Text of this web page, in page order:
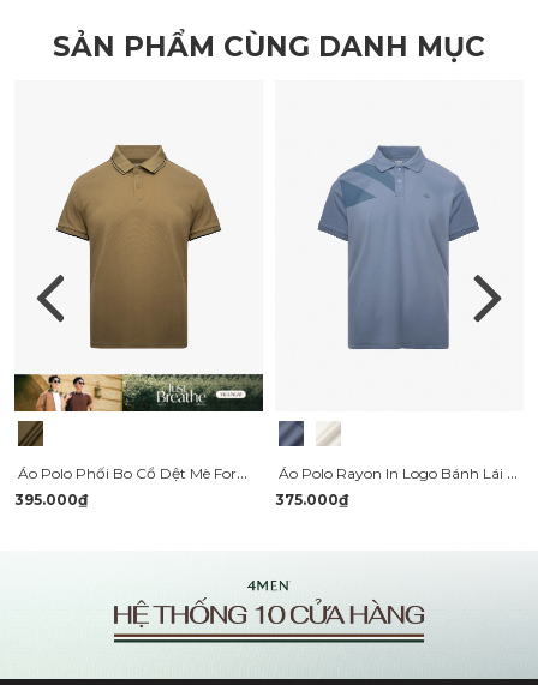
SẢN PHẨM CÙNG DANH MỤC
Áo Polo Phối Bo Cổ Dệt Mè Form Regular PO173
395.000₫
Áo Polo Rayon In Logo Bánh Lái Form Regular PO165
375.000₫